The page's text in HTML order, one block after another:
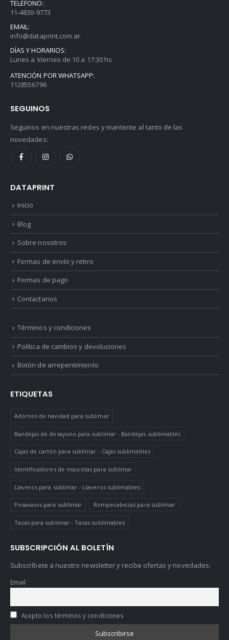
TELÉFONO:
11-4830-9773
EMAIL:
info@dataprint.com.ar
DÍAS Y HORARIOS:
Lunes a Viernes de 10 a 17:30 hs
ATENCIÓN POR WHATSAPP:
1128556796
SEGUINOS
Seguinos en nuestras redes y mantente al tanto de las
novedades:
DATAPRINT
Inicio
Blog
Sobre nosotros
Formas de envío y retiro
Formas de pago
Contactanos
Términos y condiciones
Política de cambios y devoluciones
Botón de arrepentimiento
ETIQUETAS
Adornos de navidad para sublimar
Bandejas de desayuno para sublimar - Bandejas sublimables
Cajas de cartón para sublimar - Cajas sublimables
Identificadores de mascotas para sublimar
Llaveros para sublimar - Llaveros sublimables
Posavasos para sublimar Rompecabezas para sublimar
Tazas para sublimar - Tazas sublimables
SUBSCRIPCIÓN AL BOLETÍN
Subscríbete a nuestro newsletter y recibe ofertas y novedades:
Email
Acepto los términos y condiciones